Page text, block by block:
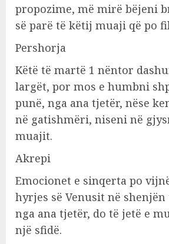
propozime, më mirë bëjeni
së parë të këtij muaji që po
Pershorja
Këtë të martë 1 nëntor
largët, por mos e humbni
punë, nga ana tjetër, nëse
në gatishmëri, niseni në
muajit.
Akrepi
Emocionet e sinqerta po
hyrjes së Venusit në
nga ana tjetër, do të jetë e
një sfidë.